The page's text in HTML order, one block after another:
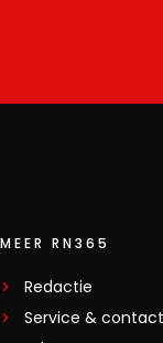
MEER RN365
Redactie
Service & contact